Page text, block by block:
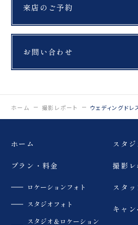
来店のご予約
お問い合わせ
ホーム 撮影レポート ウェディングド
ホーム
プラン・料金
ロケーションフォト
スタジオフォト
スタジオ＆ロケーション
スタ
撮影レ
スタ
キャ